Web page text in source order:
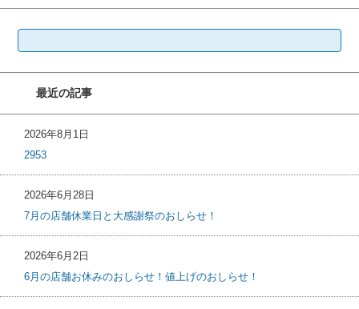
索:
最近の記事
2026年8月1日
2953
2026年6月28日
7月の店舗休業日と大感謝祭のおしらせ！
2026年6月2日
6月の店舗お休みのおしらせ！値上げのおしらせ！